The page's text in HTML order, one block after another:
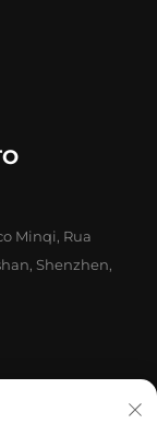
Minqi, Rua
Shenzhen,